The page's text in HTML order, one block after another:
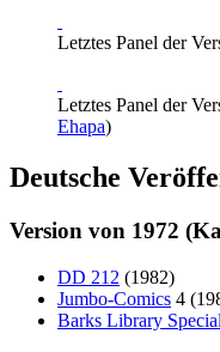
Letztes Panel der
Letztes Panel der
Ehapa)
Deutsche
Version von 1972
DD 212 (1982)
Jumbo-Comics 4
Barks Library